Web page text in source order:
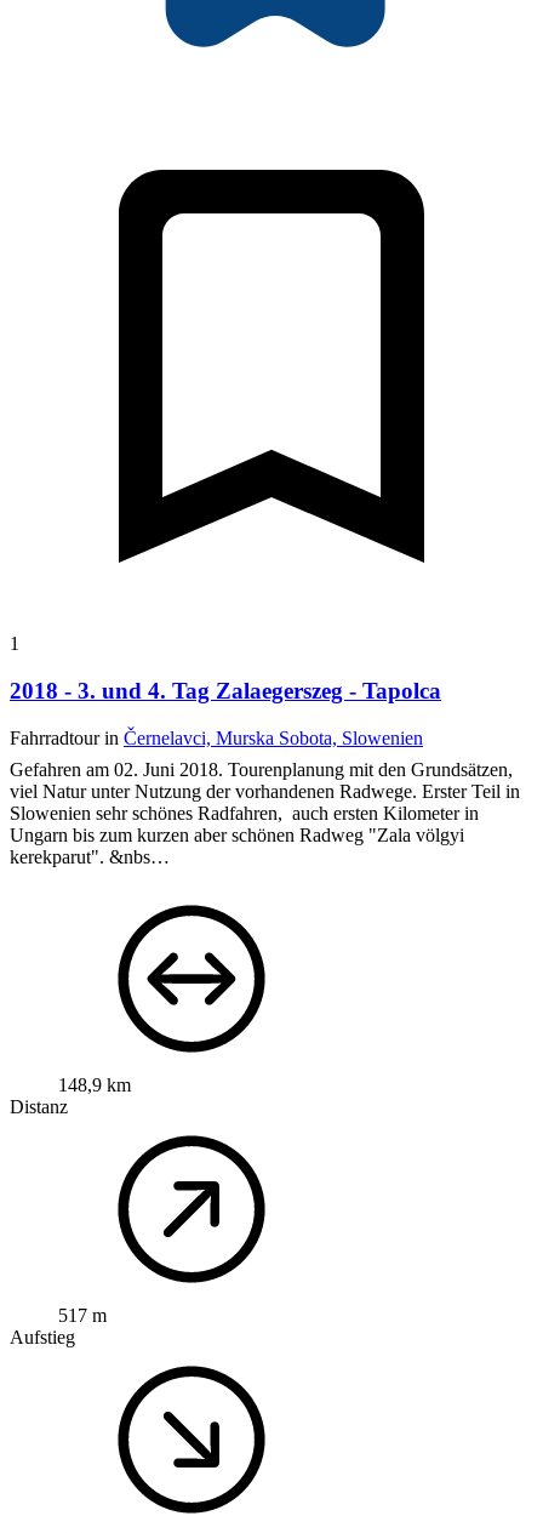
1
2018 - 3. und 4. Tag Zalaegerszeg - Tapolca
Fahrradtour in Černelavci, Murska Sobota, Slowenien
Gefahren am 02. Juni 2018. Tourenplanung mit den Grundsätzen,
viel Natur unter Nutzung der vorhandenen Radwege. Erster Teil in
Slowenien sehr schönes Radfahren, auch ersten Kilometer in
Ungarn bis zum kurzen aber schönen Radweg "Zala völgyi
kerekparut". &nbs…
148,9 km
Distanz
517 m
Aufstieg